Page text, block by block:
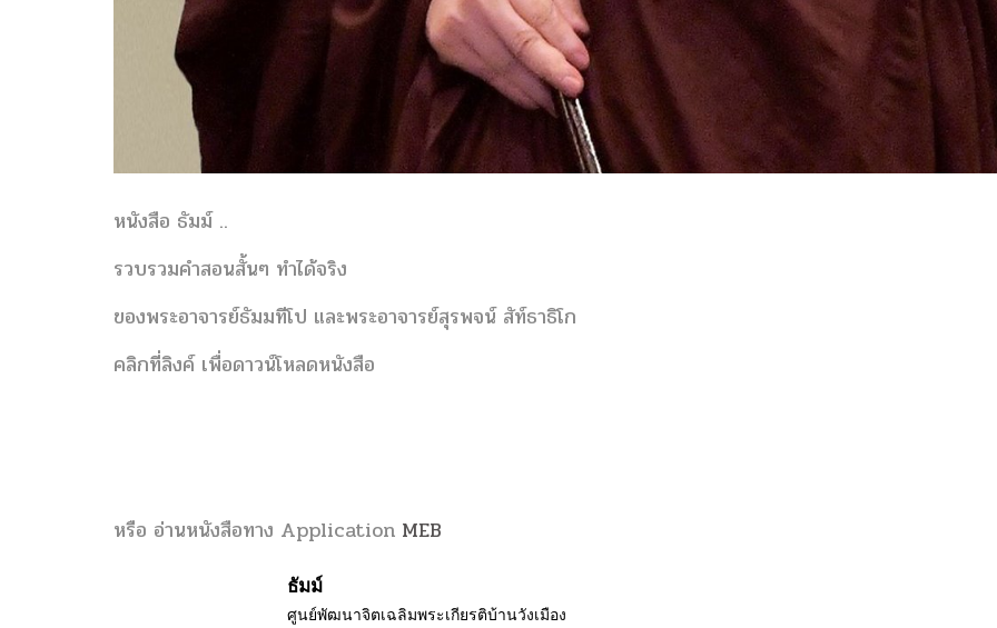
หนังสือ ธัมม์ ..
รวบรวมคำสอนสั้นๆ ทำได้จริง
ของพระอาจารย์ธัมมทีโป และพระอาจารย์สุรพจน์ สัท์ธาธิโก
คลิกที่ลิงค์ เพื่อดาวน์โหลดหนังสือ
หรือ อ่านหนังสือทาง Application MEB
ธัมม์
ศูนย์พัฒนาจิตเฉลิมพระเกียรติบ้านวังเมือง